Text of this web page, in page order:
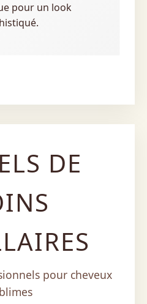
pour un look
DE
pour cheveux